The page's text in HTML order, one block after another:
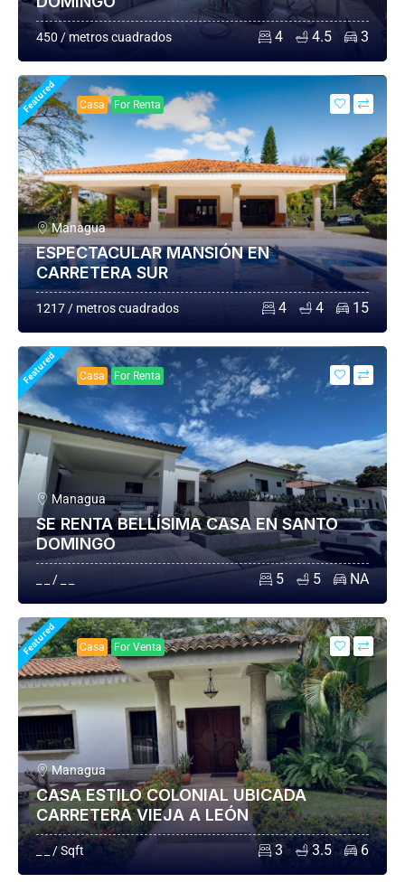
450 / metros cuadrados 4 4.5 3
Featured Casa For Renta
Managua
ESPECTACULAR MANSIÓN EN
CARRETERA SUR
1217 / metros cuadrados 4 4 15
Featured Casa For Renta
Managua
SE RENTA BELLÍSIMA CASA EN SANTO
DOMINGO
_ _ / _ _ 5 5 NA
Featured Casa For Venta
Managua
CASA ESTILO COLONIAL UBICADA
CARRETERA VIEJA A LEÓN
_ _ / Sqft 3 3.5 6